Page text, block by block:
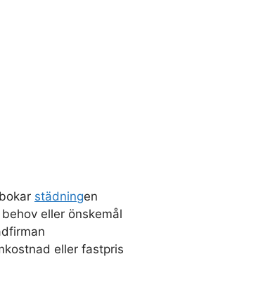
städningen
eller önskemål
eller fastpris